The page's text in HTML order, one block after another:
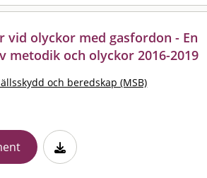
vid olyckor med gasfordon - En
metodik och olyckor 2016-2019
och beredskap (MSB)